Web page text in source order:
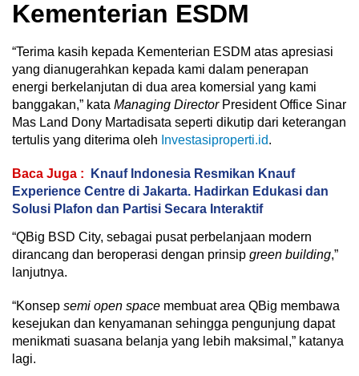
Kementerian ESDM
“Terima kasih kepada Kementerian ESDM atas apresiasi
yang dianugerahkan kepada kami dalam penerapan
energi berkelanjutan di dua area komersial yang kami
banggakan,” kata Managing DirectorPresident Office Sinar
Mas Land Dony Martadisata seperti dikutip dari keterangan
tertulis yang diterima oleh Investasiproperti.id.
Baca Juga :
Knauf Indonesia Resmikan Knauf
Experience Centre di Jakarta. Hadirkan Edukasi dan
Solusi Plafon dan Partisi Secara Interaktif
“QBig BSD City, sebagai pusat perbelanjaan modern
dirancang dan beroperasi dengan prinsip green building,”
lanjutnya.
“Konsep semi open space membuat area QBig membawa
kesejukan dan kenyamanan sehingga pengunjung dapat
menikmati suasana belanja yang lebih maksimal,” katanya
lagi.